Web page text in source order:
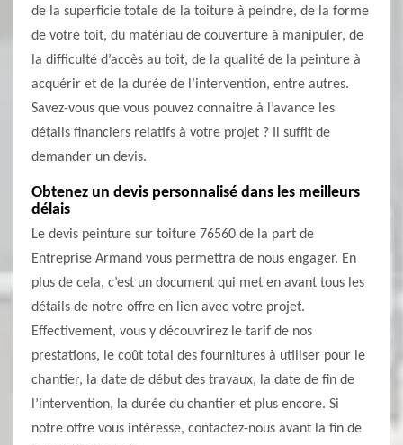
de la superficie totale de la toiture à peindre, de la forme
de votre toit, du matériau de couverture à manipuler, de
la difficulté d’accès au toit, de la qualité de la peinture à
acquérir et de la durée de l’intervention, entre autres.
Savez-vous que vous pouvez connaitre à l’avance les
détails financiers relatifs à votre projet ? Il suffit de
demander un devis.
Obtenez un devis personnalisé dans les meilleurs
délais
Le devis peinture sur toiture 76560 de la part de
Entreprise Armand vous permettra de nous engager. En
plus de cela, c’est un document qui met en avant tous les
détails de notre offre en lien avec votre projet.
Effectivement, vous y découvrirez le tarif de nos
prestations, le coût total des fournitures à utiliser pour le
chantier, la date de début des travaux, la date de fin de
l’intervention, la durée du chantier et plus encore. Si
notre offre vous intéresse, contactez-nous avant la fin de